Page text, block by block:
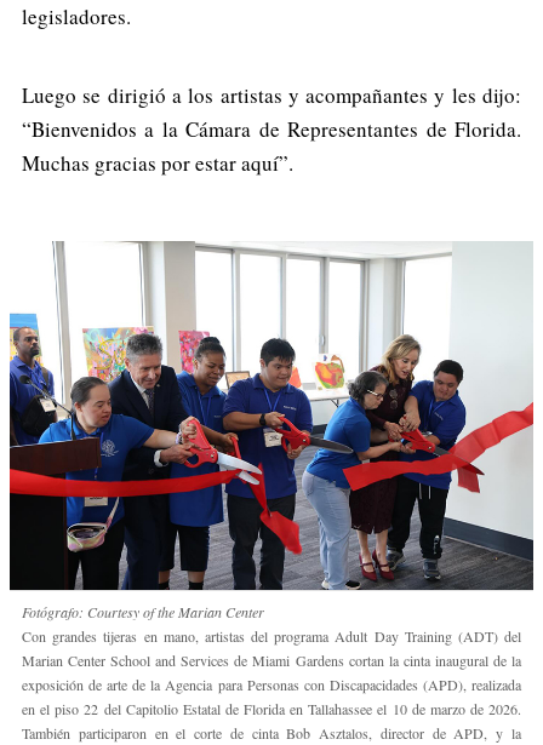
legisladores.
Luego se dirigió a los artistas y acompañantes y les dijo:
“Bienvenidos a la Cámara de Representantes de Florida.
Muchas gracias por estar aquí”.
Fotógrafo: Courtesy of the Marian Center
Con grandes tijeras en mano, artistas del programa Adult Day Training (ADT) del
Marian Center School and Services de Miami Gardens cortan la cinta inaugural de la
exposición de arte de la Agencia para Personas con Discapacidades (APD), realizada
en el piso 22 del Capitolio Estatal de Florida en Tallahassee el 10 de marzo de 2026.
También participaron en el corte de cinta Bob Asztalos, director de APD, y la